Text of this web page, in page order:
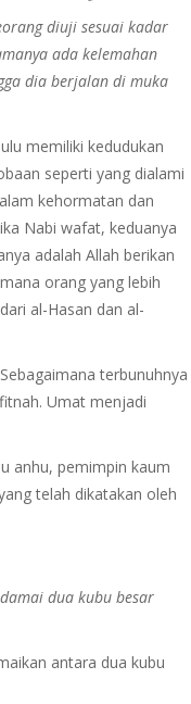
diuji sesuai kadar
ada kelemahan
dia berjalan di muka
memiliki kedudukan
seperti yang dialami
kehormatan dan
Nabi wafat, keduanya
adalah Allah berikan
orang yang lebih
al-Hasan dan al-
terbunuhnya
Umat menjadi
anhu, pemimpin kaum
telah dikatakan oleh
dua kubu besar
antara dua kubu